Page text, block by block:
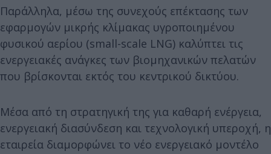
Παράλληλα, μέσω της συνεχούς επέκτασης των
εφαρμογών μικρής κλίμακας υγροποιημένου
φυσικού αερίου (small-scale LNG) καλύπτει τις
ενεργειακές ανάγκες των βιομηχανικών πελατών
που βρίσκονται εκτός του κεντρικού δικτύου.
Μέσα από τη στρατηγική της για καθαρή ενέργεια,
ενεργειακή διασύνδεση και τεχνολογική υπεροχή, η
εταιρεία διαμορφώνει το νέο ενεργειακό μοντέλο